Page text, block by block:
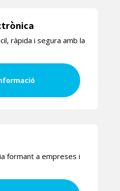
ràpida i segura amb la
formant a empreses i